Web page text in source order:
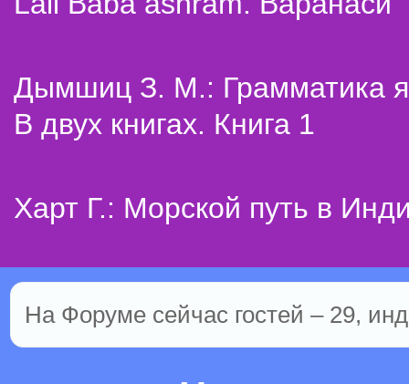
Дымшиц З. М.: Грамматика
В двух книгах. Книга 1
Харт Г.: Морской путь в
На Форуме сейчас гостей – 29,